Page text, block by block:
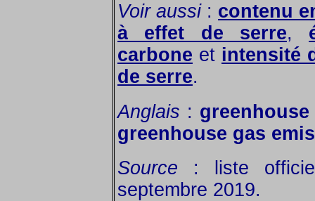
Voir aussi: contenu
à effet de serre,
carbone et intensité
de serre.
Anglais :
greenhouse gas
Source : liste
septembre 2019.